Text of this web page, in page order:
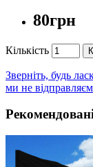
80грн
Кількість
Зверніть, будь
ми не